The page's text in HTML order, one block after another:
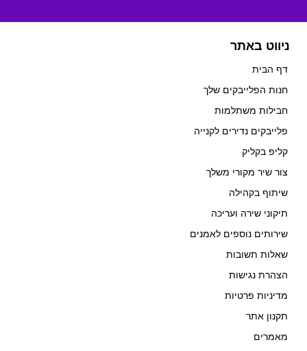
ניווט באתר
דף הבית
חנות הפלייבקים שלך
חבילות משתלמות
פלייבקים נדירים לקנייה
קליפ בקליק
צור שיר מקורי משלך
שיתוף בקהילה
תיקוני שירה ועריכה
שירותים נוספים לאמנים
שאלות תשובות
הצהרת נגישות
מדיניות פרטיות
תקנון אתר
מאמרים